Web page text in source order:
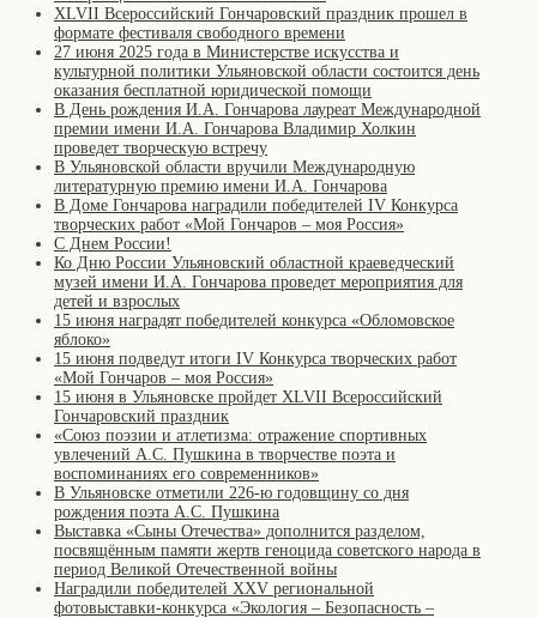
XLVII Всероссийский Гончаровский праздник прошел в
формате фестиваля свободного времени
27 июня 2025 года в Министерстве искусства и
культурной политики Ульяновской области состоится день
оказания бесплатной юридической помощи
В День рождения И.А. Гончарова лауреат Международной
премии имени И.А. Гончарова Владимир Холкин
проведет творческую встречу
В Ульяновской области вручили Международную
литературную премию имени И.А. Гончарова
В Доме Гончарова наградили победителей IV Конкурса
творческих работ «Мой Гончаров – моя Россия»
С Днем России!
Ко Дню России Ульяновский областной краеведческий
музей имени И.А. Гончарова проведет мероприятия для
детей и взрослых
15 июня наградят победителей конкурса «Обломовское
яблоко»
15 июня подведут итоги IV Конкурса творческих работ
«Мой Гончаров – моя Россия»
15 июня в Ульяновске пройдет XLVII Всероссийский
Гончаровский праздник
«Союз поэзии и атлетизма: отражение спортивных
увлечений А.С. Пушкина в творчестве поэта и
воспоминаниях его современников»
В Ульяновске отметили 226-ю годовщину со дня
рождения поэта А.С. Пушкина
Выставка «Сыны Отечества» дополнится разделом,
посвящённым памяти жертв геноцида советского народа в
период Великой Отечественной войны
Наградили победителей XXV региональной
фотовыставки-конкурса «Экология – Безопасность –